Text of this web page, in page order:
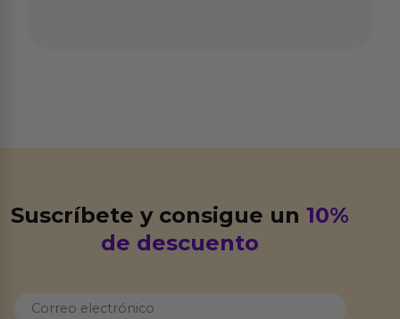
Suscríbete y consigue un10%
de descuento